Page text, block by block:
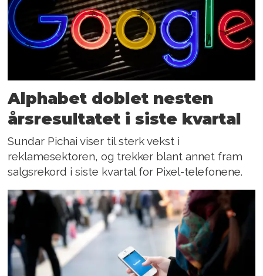
Alphabet doblet nesten
årsresultatet i siste kvartal
Sundar Pichai viser til sterk vekst i
reklamesektoren, og trekker blant annet fram
salgsrekord i siste kvartal for Pixel-telefonene.